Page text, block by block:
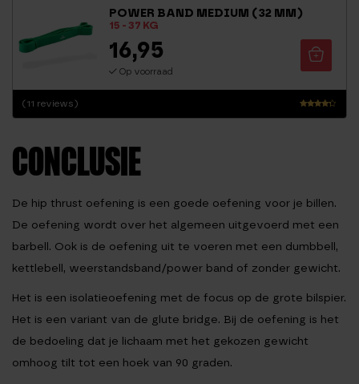
POWER BAND MEDIUM (32 MM)
15 - 37 KG
Waarder
(11 reviews)
16,95
Op voorraad
CONCLUSIE
De hip thrust oefening is een goede oefening voor je billen.
De oefening wordt over het algemeen uitgevoerd met een
barbell. Ook is de oefening uit te voeren met een dumbbell,
kettlebell, weerstandsband/power band of zonder gewicht.
Het is een isolatieoefening met de focus op de grote bilspier.
Het is een variant van de glute bridge. Bij de oefening is het
de bedoeling dat je lichaam met het gekozen gewicht
omhoog tilt tot een hoek van 90 graden.